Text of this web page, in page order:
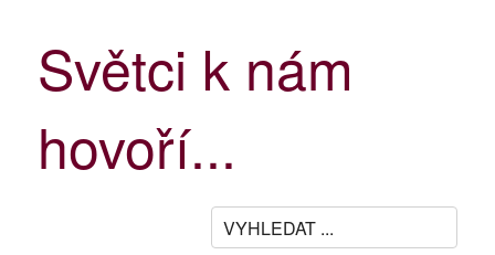
Světci k nám
hovoří...